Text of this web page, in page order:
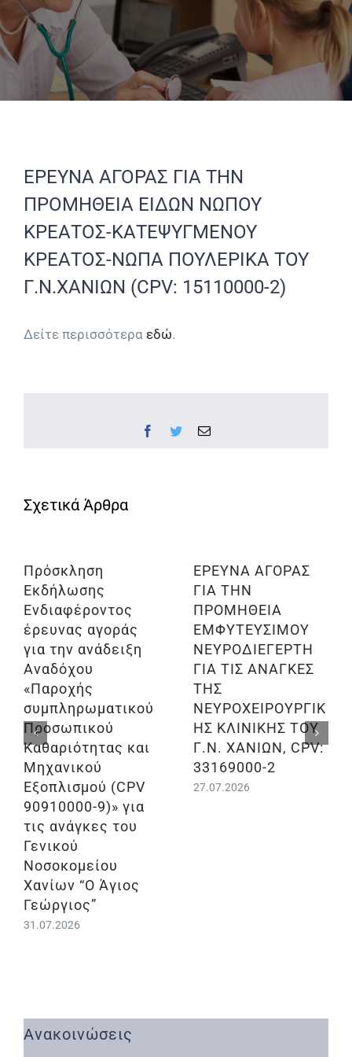
ΕΡΕΥΝΑ ΑΓΟΡΑΣ ΓΙΑ ΤΗΝ
ΠΡΟΜΗΘΕΙΑ ΕΙΔΩΝ ΝΩΠΟΥ
ΚΡΕΑΤΟΣ-ΚΑΤΕΨΥΓΜΕΝΟΥ
ΚΡΕΑΤΟΣ-ΝΩΠΑ ΠΟΥΛΕΡΙΚΑ ΤΟΥ
Γ.Ν.ΧΑΝΙΩΝ (CPV: 15110000-2)
Δείτε περισσότερα εδώ.
Facebook
TwitterEmail
Πρόσκληση
Εκδήλωσης
Ενδιαφέροντος
έρευνας αγοράς
για την ανάδειξη
Αναδόχου
«Παροχής
συμπληρωματικού
Προσωπικού
Καθαριότητας και
Μηχανικού
Εξοπλισμού (CPV
90910000-9)» για
τις ανάγκες του
Γενικού
Νοσοκομείου
Χανίων “Ο Άγιος
Γεώργιος”
31.07.2026
ΕΡΕΥΝΑ ΑΓΟΡΑΣ
ΓΙΑ ΤΗΝ
ΠΡΟΜΗΘΕΙΑ
ΕΜΦΥΤΕΥΣΙΜΟΥ
ΝΕΥΡΟΔΙΕΓΕΡΤΗ
ΓΙΑ ΤΙΣ ΑΝΑΓΚΕΣ
ΤΗΣ
ΝΕΥΡΟΧΕΙΡΟΥΡΓΙΚ
ΗΣ ΚΛΙΝΙΚΗΣ ΤΟΥ
Γ.Ν. ΧΑΝΙΩΝ, CPV:
33169000-2
27.07.2026
Ανακοινώσεις